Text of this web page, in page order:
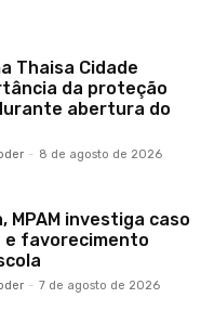
Thaisa Cidade
da proteção
abertura do
- 8 de agosto de 2026
MPAM investiga caso
e favorecimento
- 7 de agosto de 2026